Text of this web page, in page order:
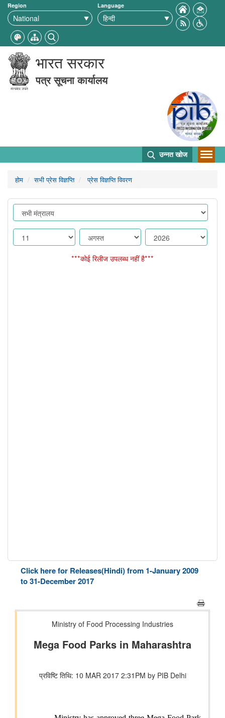
Region Language
भारत सरकार
पत्र सूचना कार्यालय
उन्नत खोज
होम सभी प्रेस विज्ञप्ति प्रेस विज्ञप्ति विवरण
***कोई रिलीज उपलब्ध नहीं है***
Click here for Releases(Hindi) from 1-January 2009
to 31-December 2017